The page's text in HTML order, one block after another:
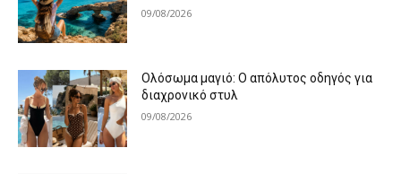
09/08/2026
Ολόσωμα μαγιό: Ο απόλυτος οδηγός για
διαχρονικό στυλ
09/08/2026